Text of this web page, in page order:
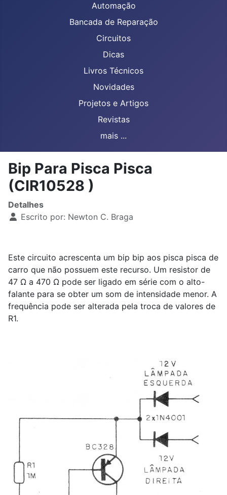
Automação
Bancada de Reparação
Circuitos
Dicas
Livros Técnicos
Novidades
Projetos e Artigos
Revistas
mais ...
Bip Para Pisca Pisca
(CIR10528 )
Detalhes
Escrito por: Newton C. Braga
Este circuito acrescenta um bip bip aos pisca pisca de
carro que não possuem este recurso. Um resistor de
47 Ω a 470 Ω pode ser ligado em série com o alto-
falante para se obter um som de intensidade menor. A
frequência pode ser alterada pela troca de valores de
R1.